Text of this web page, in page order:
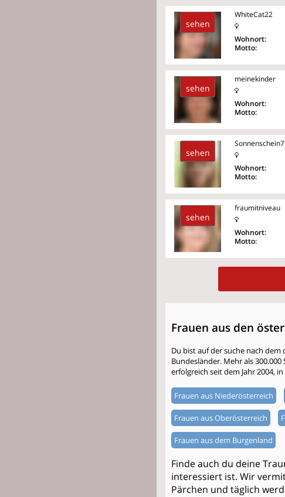
sehen
WhiteCat22
Wohnort:
Motto:
sehen
meinekinder
Wohnort:
Motto:
sehen
Wohnort:
Motto:
sehen
fraumitniveau
Wohnort:
Motto:
Frauen aus den
Du bist auf der suche nach
Bundesländer. Mehr als
erfolgreich seit dem Jahr 2004,
Frauen aus Niederösterreich
Frauen aus Oberösterreich
Frauen aus dem Burgenland
Finde auch du deine
interessiert ist. Wir
Pärchen und täglich